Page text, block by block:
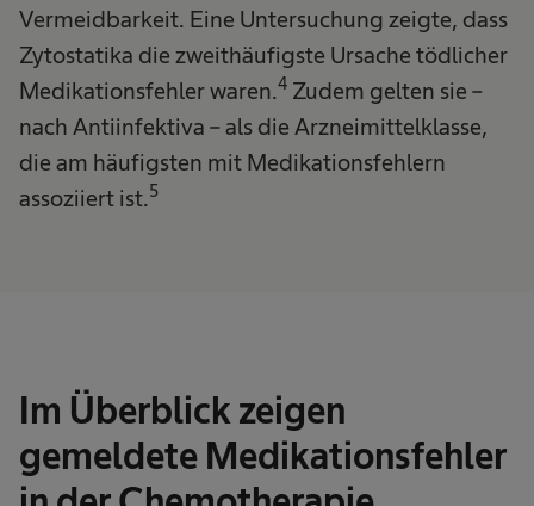
Vermeidbarkeit. Eine Untersuchung zeigte, dass
Zytostatika die zweithäufigste Ursache tödlicher
Medikationsfehler waren.4 Zudem gelten sie –
nach Antiinfektiva – als die Arzneimittelklasse,
die am häufigsten mit Medikationsfehlern
assoziiert ist.5
Im Überblick zeigen
gemeldete Medikationsfehler